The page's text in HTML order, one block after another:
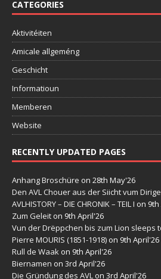
CATEGORIES
Aktivitéiten
Amicale allgeméng
Geschicht
Informatioun
Memberen
Website
RECENTLY UPDATED PAGES
Anhang Broschüre on 28th May'26
Den AVL Chouer aus der Siicht vum
AVLHISTORY – DIE CHRONIK – TEIL I on
Zum Geleit on 9th April'26
Vun der Drëppchen bis zum Lion sleeps
Pierre MOURIS (1851-1918) on 9th April'26
Rull de Waak on 9th April'26
Biernamen on 3rd April'26
Die Gründung des AVL on 3rd April'26